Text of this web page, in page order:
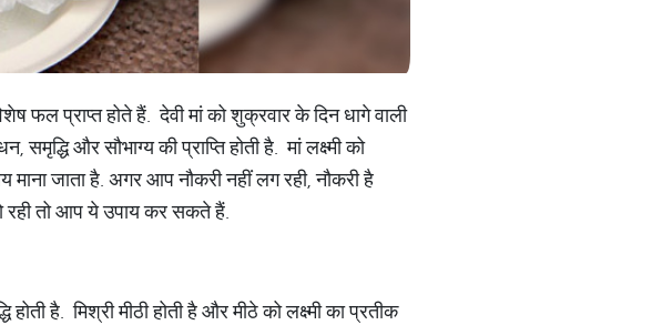
फल प्राप्त होते हैं. देवी मां को शुक्रवार के दिन धागे वाली
और सौभाग्य की प्राप्ति होती है. मां लक्ष्मी को
जाता है. अगर आप नौकरी नहीं लग रही, नौकरी है
रही तो आप ये उपाय कर सकते हैं.
है. मिश्री मीठी होती है और मीठे को लक्ष्मी का प्रतीक